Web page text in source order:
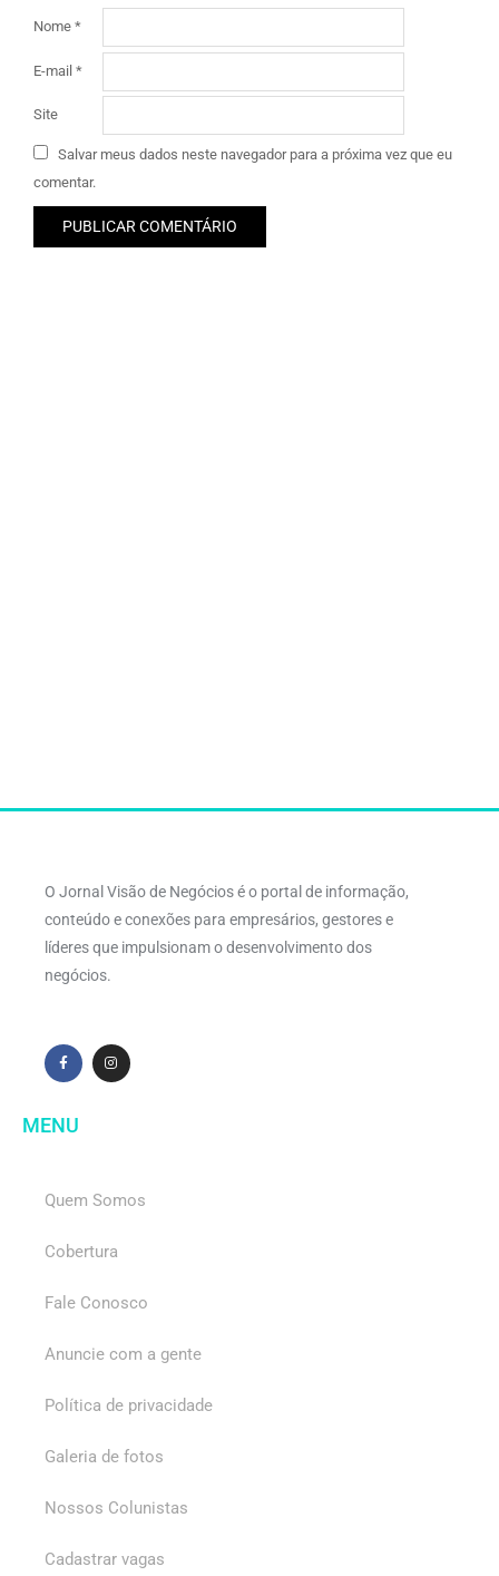
Nome *
E-mail *
Site
Salvar meus dados neste navegador para a próxima vez que eu
comentar.
O Jornal Visão de Negócios é o portal de informação,
conteúdo e conexões para empresários, gestores e
líderes que impulsionam o desenvolvimento dos
negócios.
MENU
Quem Somos
Cobertura
Fale Conosco
Anuncie com a gente
Política de privacidade
Galeria de fotos
Nossos Colunistas
Cadastrar vagas